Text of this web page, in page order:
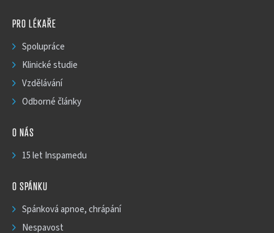
PRO LÉKAŘE
Spolupráce
Klinické studie
Vzdělávání
Odborné články
O NÁS
15 let Inspamedu
O SPÁNKU
Spánková apnoe, chrápání
Nespavost